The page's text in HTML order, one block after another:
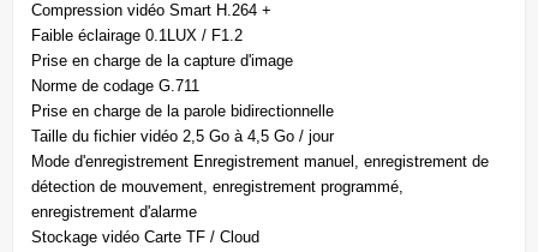
Compression vidéo Smart H.264 +
Faible éclairage 0.1LUX / F1.2
Prise en charge de la capture d'image
Norme de codage G.711
Prise en charge de la parole bidirectionnelle
Taille du fichier vidéo 2,5 Go à 4,5 Go / jour
Mode d'enregistrement Enregistrement manuel, enregistrement de
détection de mouvement, enregistrement programmé,
enregistrement d'alarme
Stockage vidéo Carte TF / Cloud